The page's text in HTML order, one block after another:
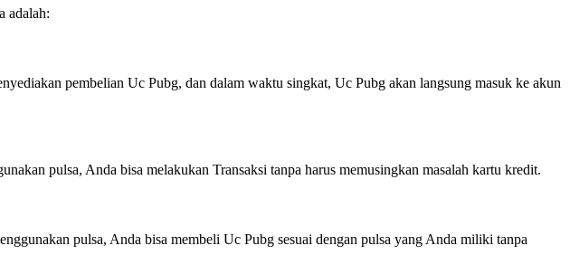
adalah:
pembelian Uc Pubg, dan dalam waktu singkat, Uc Pubg akan langsung masuk ke akun
pulsa, Anda bisa melakukan Transaksi tanpa harus memusingkan masalah kartu kredit.
pulsa, Anda bisa membeli Uc Pubg sesuai dengan pulsa yang Anda miliki tanpa